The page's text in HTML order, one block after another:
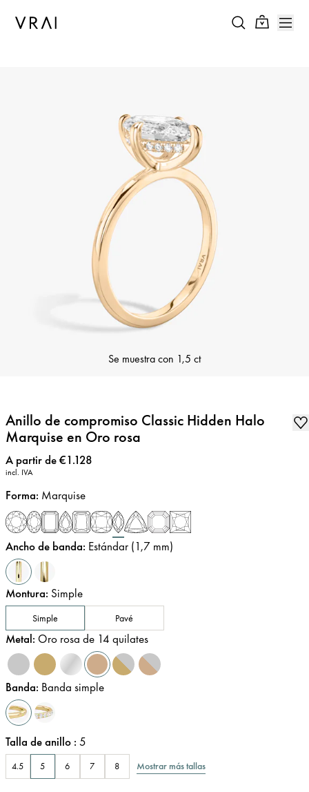
Se muestra con 1,5 ct
Anillo de compromiso Classic Hidden Halo
Marquise en Oro rosa
Precio:
A partir de €1.128
incl. IVA
Forma: Marquise
Ancho de banda: Estándar (1,7 mm)
Montura: Simple
Simple Pavé
Metal: Oro rosa de 14 quilates
Banda: Banda simple
Talla de anillo : 5
4.5 5 6 7 8 Mostrar más tallas